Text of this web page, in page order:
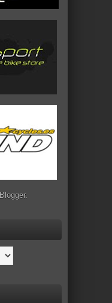
Blogger.